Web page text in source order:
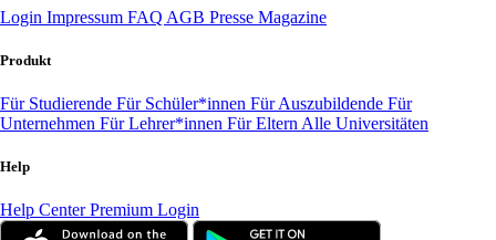
Login Impressum FAQ AGB Presse Magazine
Produkt
Für Studierende Für Schüler*innen Für Auszubildende Für
Unternehmen Für Lehrer*innen Für Eltern Alle Universitäten
Help
Help CenterPremium Login